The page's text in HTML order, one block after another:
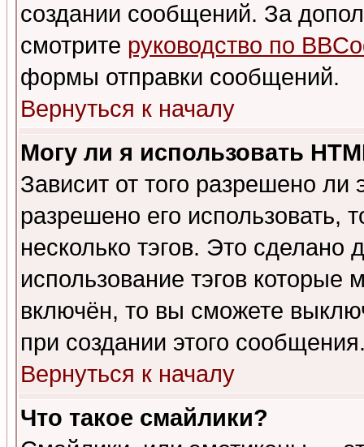
создании сообщений. За
смотрите руководство по
формы отправки сообщений.
Вернуться к началу
Могу ли я использовать
Зависит от того разрешено
разрешено его использовать,
несколько тэгов. Это сделано
использование тэгов
включён, то вы сможете
при создании этого
Вернуться к началу
Что такое смайлики?